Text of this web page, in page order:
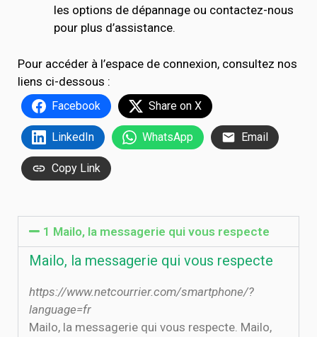
les options de dépannage ou contactez-nous
pour plus d’assistance.
Pour accéder à l’espace de connexion, consultez nos
liens ci-dessous :
Facebook Share on X
LinkedIn WhatsApp Email
Copy Link
1 Mailo, la messagerie qui vous respecte
Mailo, la messagerie qui vous respecte
https://www.netcourrier.com/smartphone/?
language=fr
Mailo, la messagerie qui vous respecte. Mailo,